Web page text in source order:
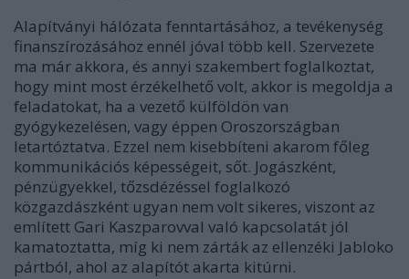
Alapítványi hálózata fenntartásához, a tevékenység
finanszírozásához ennél jóval több kell. Szervezete
ma már akkora, és annyi szakembert foglalkoztat,
hogy mint most érzékelhető volt, akkor is megoldja a
feladatokat, ha a vezető külföldön van
gyógykezelésen, vagy éppen Oroszországban
letartóztatva. Ezzel nem kisebbíteni akarom főleg
kommunikációs képességeit, sőt. Jogászként,
pénzügyekkel, tőzsdézéssel foglalkozó
közgazdászként ugyan nem volt sikeres, viszont az
említett Gari Kaszparovval való kapcsolatát jól
kamatoztatta, míg ki nem zárták az ellenzéki Jabloko
pártból, ahol az alapítót akarta kitúrni.